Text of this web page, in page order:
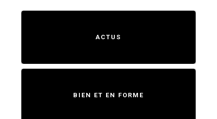
ACTUS
BIEN ET EN FORME